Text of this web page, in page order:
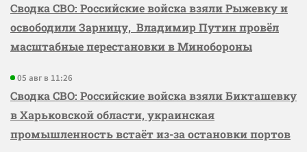
Сводка СВО: Российские войска взяли Рыжевку и
освободили Зарницу, Владимир Путин провёл
масштабные перестановки в Минобороны
05 авг в 11:26
Сводка СВО: Российские войска взяли Бикташевку
в Харьковской области, украинская
промышленность встаёт из-за остановки портов